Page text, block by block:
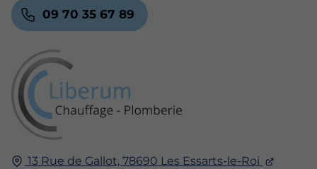
13 Rue de Gallot,78690 Les Essarts-le-Roi
09 70 35 67 89